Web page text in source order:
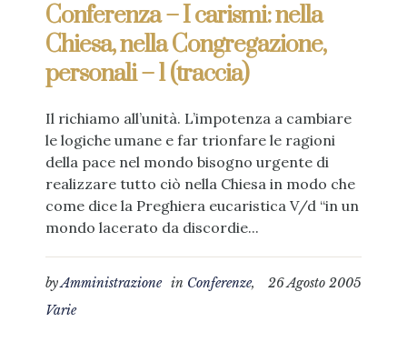
Conferenza – I carismi: nella
Chiesa, nella Congregazione,
personali – 1 (traccia)
Il richiamo all’unità. L’impotenza a cambiare
le logiche umane e far trionfare le ragioni
della pace nel mondo bisogno urgente di
realizzare tutto ciò nella Chiesa in modo che
come dice la Preghiera eucaristica V/d “in un
mondo lacerato da discordie...
26 Agosto 2005
byAmministrazione in Conferenze,
Varie